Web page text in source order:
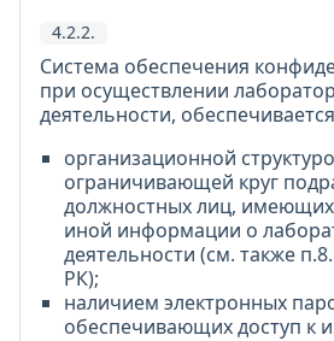
4.2.2.
Система обеспечения
при осуществлении
деятельности,
организационной
ограничивающей круг
должностных лиц, имеющих
иной информации о
деятельности (см. также
РК);
наличием электронных
обеспечивающих доступ к